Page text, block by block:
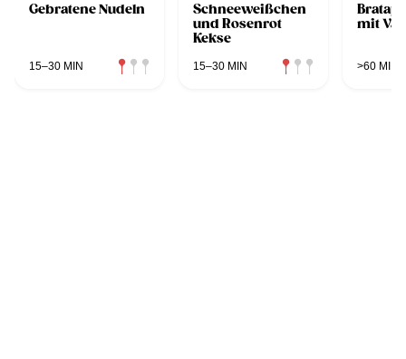
Gebratene Nudeln
15–30 MIN
Schneeweißchen
und Rosenrot
Kekse
15–30 MIN
mit
>60 MIN